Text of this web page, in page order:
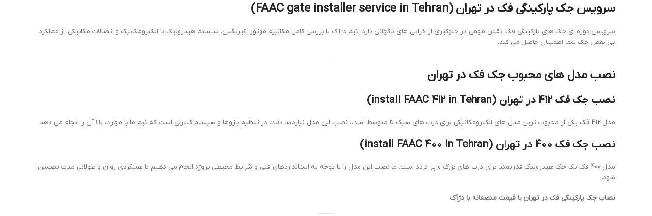
سرویس جک پارکینگی فک در تهران (FAAC gate installer service in Tehran)
سرویس دوره ای جک های پارکینگی فک، نقش مهمی در جلوگیری از خرابی های ناگهانی دارد. تیم دژآک با بررسی کامل مکانیزم موتور، گیربکس، سیستم هیدرولیک یا الکترومکانیک و اتصالات مکانیکی، از عملکرد
بی نقص جک شما اطمینان حاصل می کند.
نصب مدل های محبوب جک فک در تهران
نصب جک فک 412 در تهران (install FAAC 412 in Tehran)
مدل 412 فک یکی از محبوب ترین مدل های الکترومکانیکی برای درب های سبک تا متوسط است. نصب این مدل نیازمند دقت در تنظیم بازوها و سیستم کنترلی است که تیم ما با مهارت بالا آن را انجام می دهد.
نصب جک فک 400 در تهران (install FAAC 400 in Tehran)
مدل 400 فک یک جک هیدرولیک قدرتمند برای درب های بزرگ و پر تردد است. ما نصب این مدل را با توجه به استانداردهای فنی و شرایط محیطی پروژه انجام می دهیم تا عملکردی روان و طولانی مدت تضمین
شود.
نصاب جک پارکینگی فک در تهران با قیمت منصفانه با دژآک